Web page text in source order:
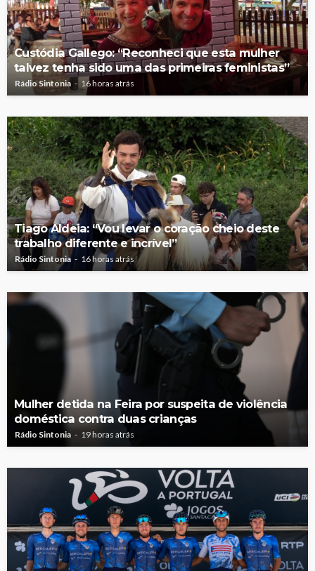
Custódia Gallego: “Reconheci que esta mulher
talvez tenha sido uma das primeiras feministas”
Rádio Sintonia 16 horas atrás
Tiago Aldeia: “Vou levar o coração cheio deste
trabalho diferente e incrível”
Rádio Sintonia 16 horas atrás
Mulher detida na Feira por suspeita de violência
doméstica contra duas crianças
Rádio Sintonia 19 horas atrás